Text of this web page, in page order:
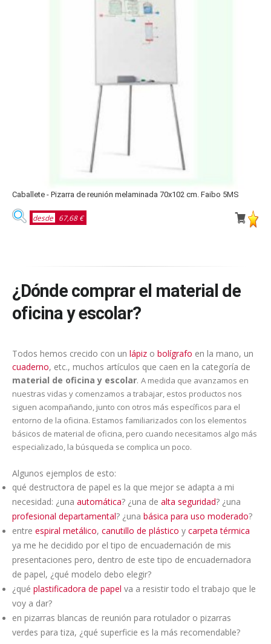
Caballete - Pizarra de reunión melaminada 70x102 cm. Faibo 5MS
desde 67,68 €
¿Dónde comprar el material de
oficina y escolar?
Todos hemos crecido con un lápiz o bolígrafo en la mano, un
cuaderno, etc., muchos artículos que caen en la categoría de
material de oficina y escolar. A medida que avanzamos en
nuestras vidas y comenzamos a trabajar, estos productos nos
siguen acompañando, junto con otros más específicos para el
entorno de la oficina. Estamos familiarizados con los elementos
básicos de material de oficina, pero cuando necesitamos algo más
especializado, la búsqueda se complica un poco.
Algunos ejemplos de esto:
qué destructora de papel es la que mejor se adapta a mi
necesidad: ¿una automática? ¿una de alta seguridad? ¿una
profesional departamental? ¿una básica para uso moderado?
entre espiral metálico, canutillo de plástico y carpeta térmica
ya me he decidido por el tipo de encuadernación de mis
presentaciones pero, dentro de este tipo de encuadernadora
de papel, ¿qué modelo debo elegir?
¿qué plastificadora de papel va a resistir todo el trabajo que le
voy a dar?
en pizarras blancas de reunión para rotulador o pizarras
verdes para tiza, ¿qué superficie es la más recomendable?